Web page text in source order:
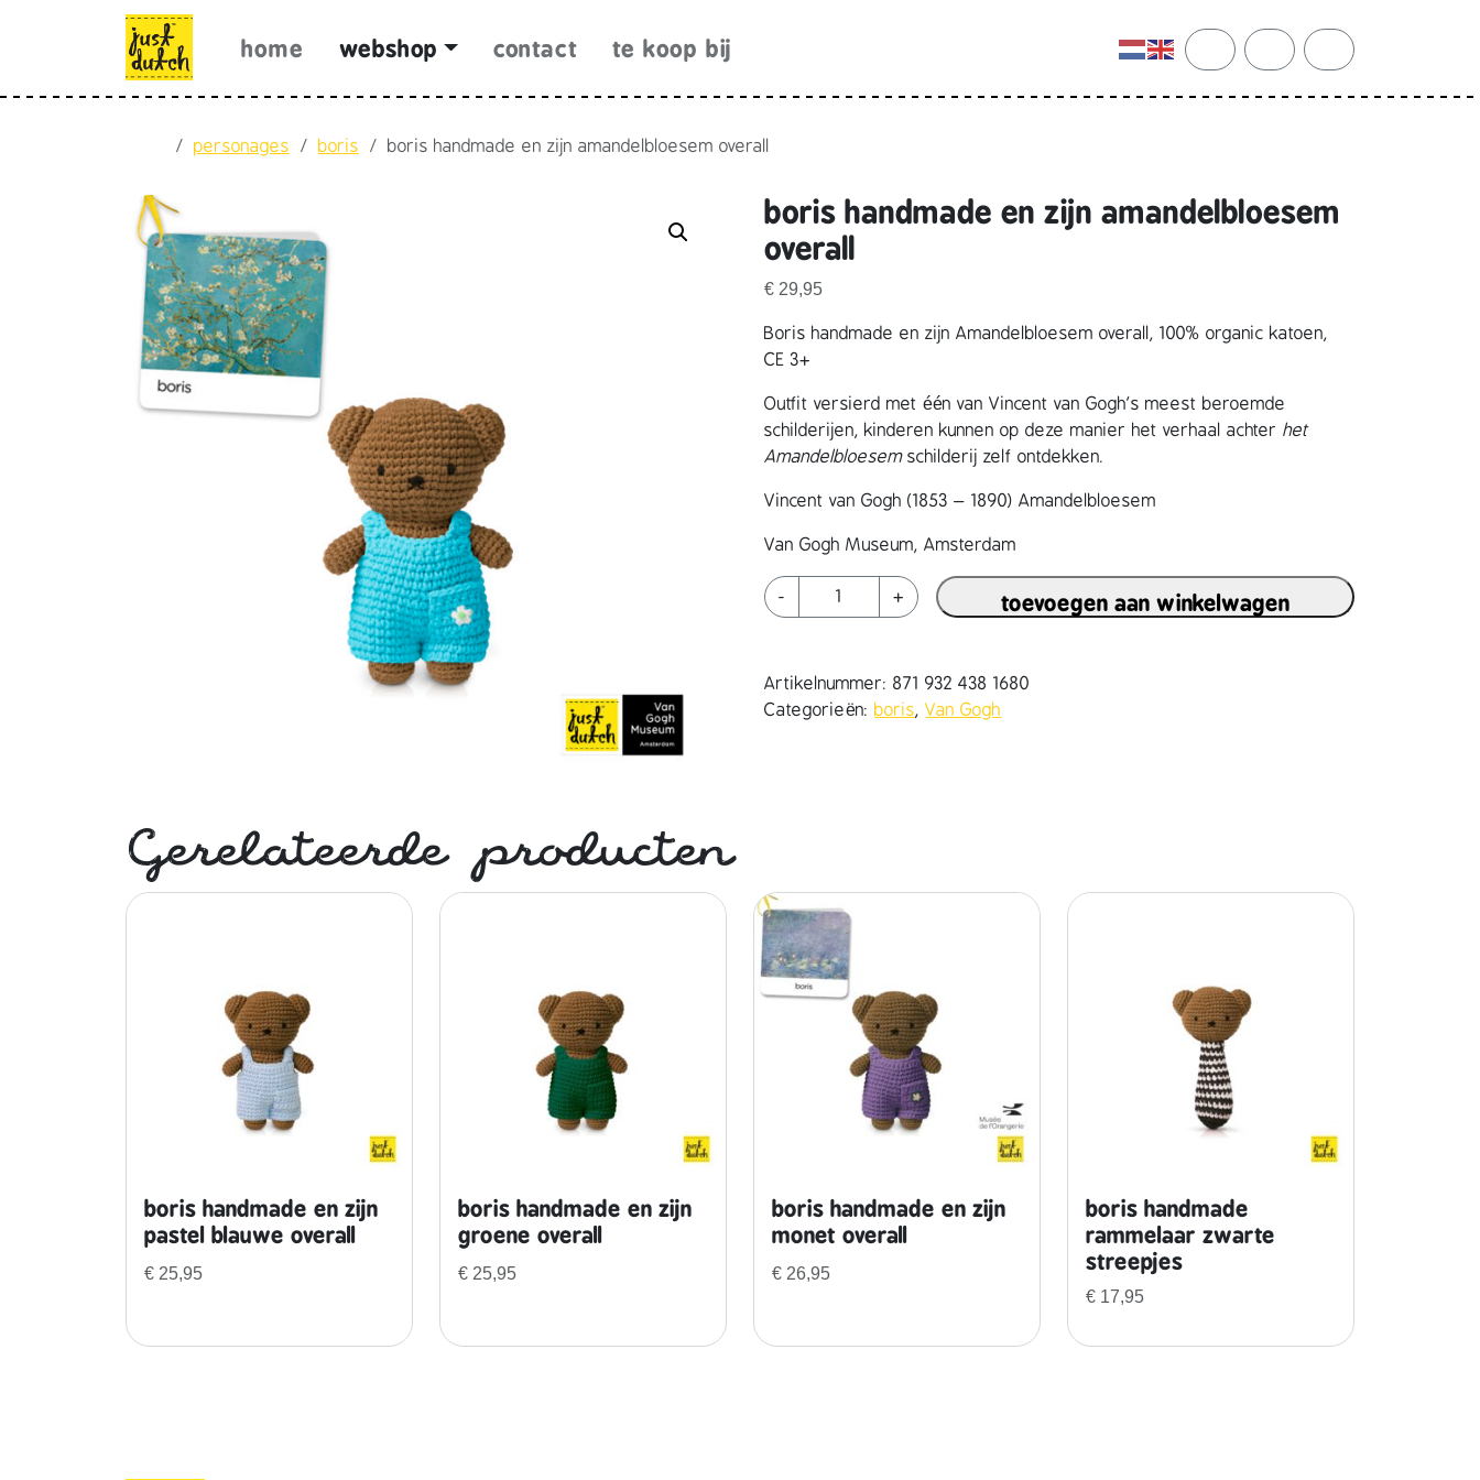
home webshop contact te koop bij
search accountcart
Homepersonages boris boris handmade en zijn amandelbloesem overall
boris handmade en zijn amandelbloesem
overall
€ 29,95
Boris handmade en zijn Amandelbloesem overall, 100% organic katoen,
CE 3+
Outfit versierd met één van Vincent van Gogh’s meest beroemde
schilderijen, kinderen kunnen op deze manier het verhaal achterhet
Amandelbloesemschilderij zelf ontdekken.
Vincent van Gogh (1853 – 1890) Amandelbloesem
Van Gogh Museum, Amsterdam
-
b
o
s
h
e
e
n
z
d
e
b
+ toevoegen aan winkelwagen
Artikelnummer:871 932 438 1680
Categorieën: boris,Van Gogh
Gerelateerde producten
boris handmade en zijn
pastel blauwe overall
€ 25,95
boris handmade en zijn
groene overall
€ 25,95
boris handmade en zijn
monet overall
€ 26,95
boris handmade
rammelaar zwarte
streepjes
€ 17,95